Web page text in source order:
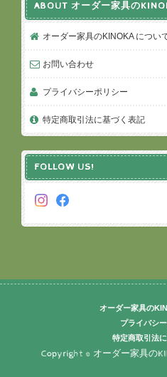
ABOUT オーダー家具の
オーダー家具のKINOKA につい
お問い合わせ
プライバシーポリシー
特定商取引法に基づく表記
FOLLOW US!
オーダー家具の
プライバシ
特定商取引法
Copyright © オーダー家具の